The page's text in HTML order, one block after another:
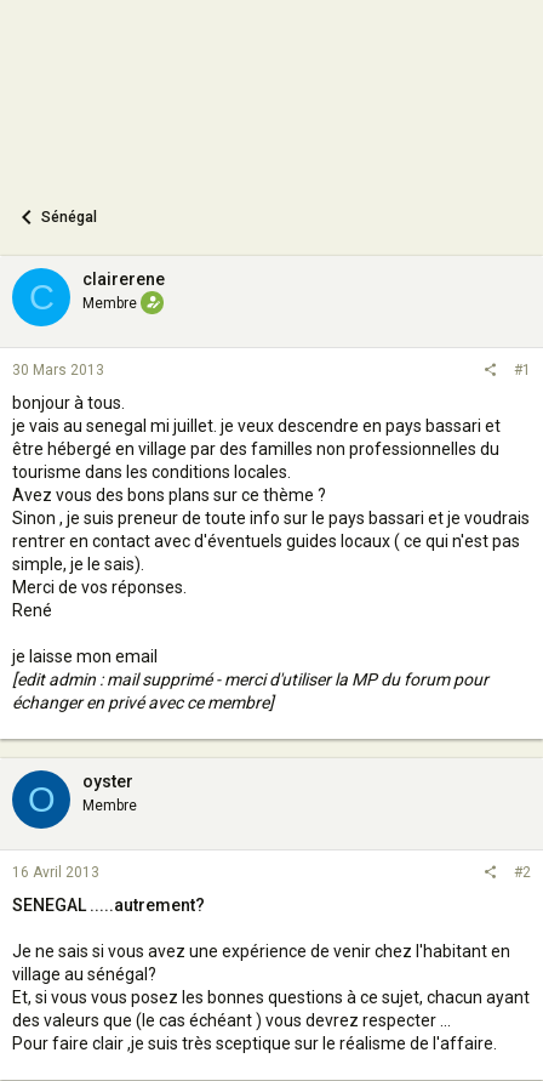
Sénégal
C clairerene
Membre
30 Mars 2013 #1
bonjour à tous.
je vais au senegal mi juillet. je veux descendre en pays bassari et
être hébergé en village par des familles non professionnelles du
tourisme dans les conditions locales.
Avez vous des bons plans sur ce thème ?
Sinon , je suis preneur de toute info sur le pays bassari et je voudrais
rentrer en contact avec d'éventuels guides locaux ( ce qui n'est pas
simple, je le sais).
Merci de vos réponses.
René
je laisse mon email
[edit admin : mail supprimé - merci d'utiliser la MP du forum pour
échanger en privé avec ce membre]
O oyster
Membre
16 Avril 2013 #2
SENEGAL .....autrement?
Je ne sais si vous avez une expérience de venir chez l'habitant en
village au sénégal?
Et, si vous vous posez les bonnes questions à ce sujet, chacun ayant
des valeurs que (le cas échéant ) vous devrez respecter ...
Pour faire clair ,je suis très sceptique sur le réalisme de l'affaire.